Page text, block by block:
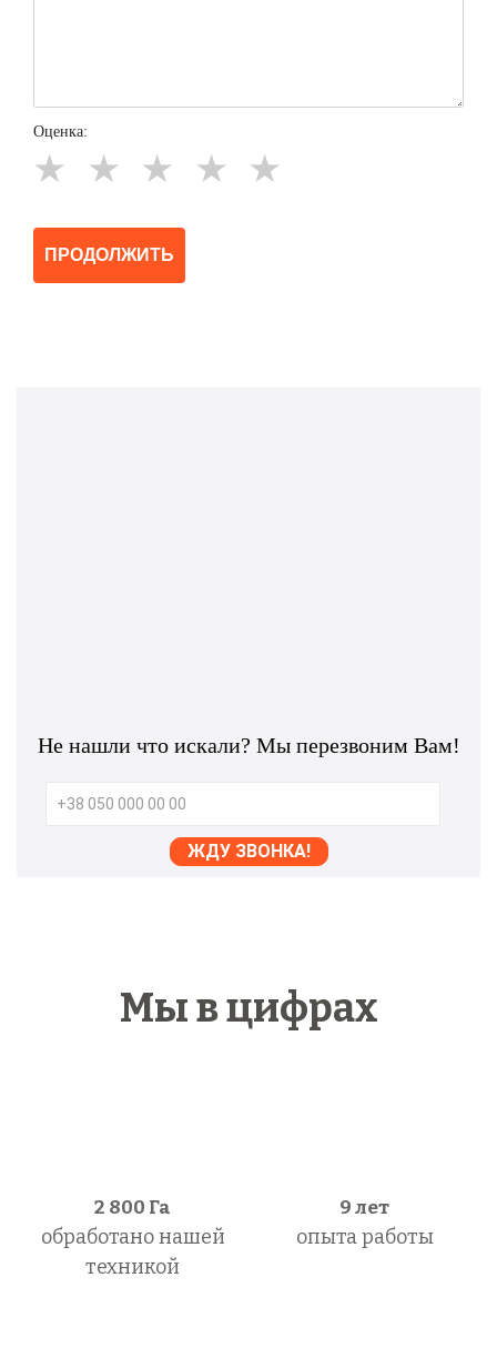
Оценка:
★
★
★
★
★
ПРОДОЛЖИТЬ
Не нашли что искали? Мы перезвоним Вам!
Мы в цифрах
2 800 Га
обработано нашей
техникой
9 лет
опыта работы